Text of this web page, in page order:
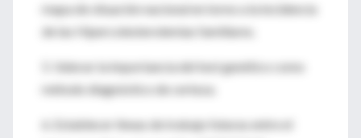
mapa de situación nacional en torno a la incidencia
de las Hipercolesterolemias familiares.
5. Valorar la importancia del test genético como
método diagnóstico de certeza.
6. Establecer líneas de trabajo futuras entre el